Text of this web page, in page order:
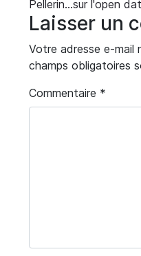
Pellerin…sur l'open
Laisser un
Votre adresse e-mail
champs obligatoires
Commentaire *